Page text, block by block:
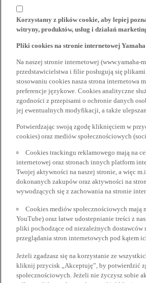
Korzystamy z plików cookie, aby lepiej
witryny, produktów, usług i działań
Pliki cookies na stronie internetowej
Na naszej stronie internetowej
przedstawicielstwa i filie posługują się
stosowaniu cookies nasza strona internetowa
preferencje językowe. Cookies analityczne
zgodności z przepisami o ochronie danych
jej ewentualnych modyfikacji, a także
Potwierdzając swoją zgodę kliknięciem w
cookies) oraz mediów społecznościowych
Cookies trackingu reklamowego mają na
internetowej oraz stronach innych platform
Twojej aktywności na naszej stronie, a więc
dokonanych zakupów oraz aktywności na
wywodzących się z zachowania na stronie
Cookies mediów społecznościowych
YouTube) oraz łatwe udostepnianie treści z
pliki pochodzące od niezależnych
przeglądania stron internetowych pod kątem
Jeżeli zgadzasz się na korzystanie ze
kliknij przycisk „Akceptuję”, by potwierdzić
społecznościowych. Jeżeli nie życzysz sobie